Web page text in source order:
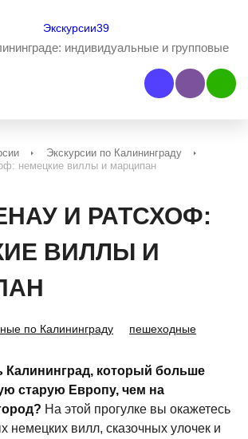
индивидуальные и групповые
Наш ViberНаш
Экскурсии по Калининграду
немецкие виллы и марципан
И РАТСХОФ:
ВИЛЛЫ И
по Калининграду пешеходные
Калининград, который больше
старую Европу, чем на
На этой прогулке вы окажетесь
немецких вилл, сказочных улочек и